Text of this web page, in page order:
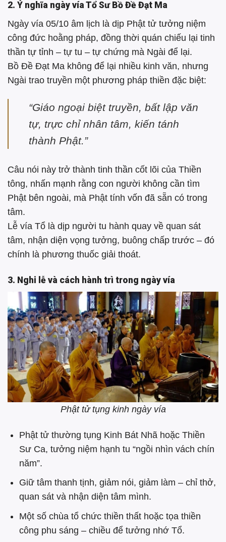
2. Ý nghĩa ngày vía Tổ Sư Bồ Đề Đạt Ma
Ngày vía 05/10 âm lịch là dịp Phật tử tưởng niệm
công đức hoằng pháp, đồng thời quán chiếu lại tinh
thần tự tỉnh – tự tu – tự chứng mà Ngài để lại.
Bồ Đề Đạt Ma không để lại nhiều kinh văn, nhưng
Ngài trao truyền một phương pháp thiền đặc biệt:
“Giáo ngoại biệt truyền, bất lập văn
tự, trực chỉ nhân tâm, kiến tánh
thành Phật.”
Câu nói này trở thành tinh thần cốt lõi của Thiền
tông, nhấn mạnh rằng con người không cần tìm
Phật bên ngoài, mà Phật tính vốn đã sẵn có trong
tâm.
Lễ vía Tổ là dịp người tu hành quay về quan sát
tâm, nhận diện vọng tưởng, buông chấp trước – đó
chính là phương thuốc giải thoát.
3. Nghi lễ và cách hành trì trong ngày vía
Phật tử tụng kinh ngày vía
Phật tử thường tụng Kinh Bát Nhã hoặc Thiền
Sư Ca, tưởng niệm hạnh tu “ngồi nhìn vách chín
năm”.
Giữ tâm thanh tịnh, giảm nói, giảm làm – chỉ thở,
quan sát và nhận diện tâm mình.
Một số chùa tổ chức thiền thất hoặc tọa thiền
công phu sáng – chiều để tưởng nhớ Tổ.